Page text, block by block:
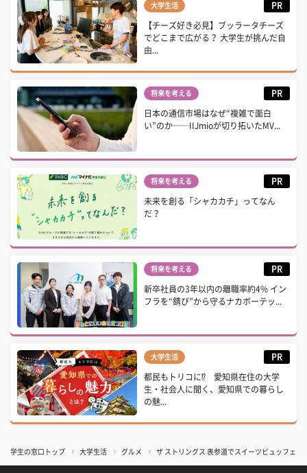
大学生活 PR
【チーズ好き必見】ブッラータチーズ
でどこまで広がる？ 大学生が挑んだ自
由...
将来を考える PR
日本の通信市場はなぜ“複雑で面白
い”のか──IIJmioが切り拓いたMV...
将来を考える PR
未来を創る「シャカカチ」ってなん
だ？
将来を考える PR
新卒社員の3年以内の離職率約4% イン
フラを“錆び”から守るナカボーテッ...
大学生活 PR
都民もトリコに⁉ 愛知県在住の大学
生・社会人に聞く、愛知県での暮らし
の魅...
学生の窓口トップ 大学生活 グルメ ザ ストリングス 表参道でスイーツビュッフェ